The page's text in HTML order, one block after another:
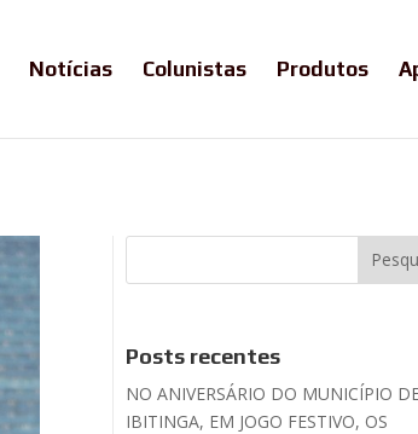
Notícias Colunistas Produtos
Posts recentes
NO ANIVERSÁRIO DO MUNICÍPIO
IBITINGA, EM JOGO FESTIVO, OS